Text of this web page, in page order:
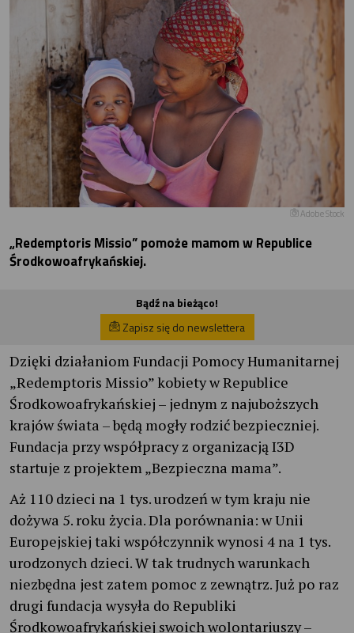
Adobe Stock
„Redemptoris Missio” pomoże mamom w Republice
Środkowoafrykańskiej.
Bądź na bieżąco!
Zapisz się do newslettera
Dzięki działaniom Fundacji Pomocy Humanitarnej
„Redemptoris Missio” kobiety w Republice
Środkowoafrykańskiej – jednym z najuboższych
krajów świata – będą mogły rodzić bezpieczniej.
Fundacja przy współpracy z organizacją I3D
startuje z projektem „Bezpieczna mama”.
Aż 110 dzieci na 1 tys. urodzeń w tym kraju nie
dożywa 5. roku życia. Dla porównania: w Unii
Europejskiej taki współczynnik wynosi 4 na 1 tys.
urodzonych dzieci. W tak trudnych warunkach
niezbędna jest zatem pomoc z zewnątrz. Już po raz
drugi fundacja wysyła do Republiki
Środkowoafrykańskiej swoich wolontariuszy –